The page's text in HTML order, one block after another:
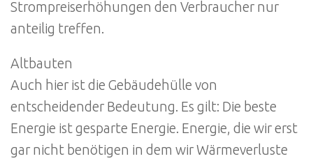
Strompreiserhöhungen den Verbraucher nur
anteilig treffen.
Altbauten
Auch hier ist die Gebäudehülle von
entscheidender Bedeutung. Es gilt: Die beste
Energie ist gesparte Energie. Energie, die wir erst
gar nicht benötigen in dem wir Wärmeverluste